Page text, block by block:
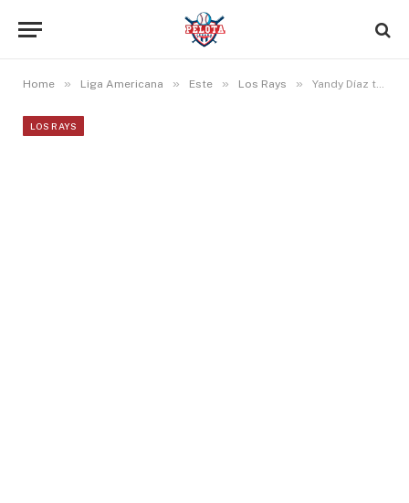
Home » Liga Americana » Este » Los Rays » Yandy Díaz triplicó en victoria de Tampa sobre Cincinnati
LOS RAYS